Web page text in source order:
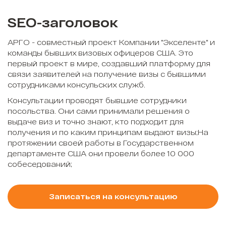
SEO-заголовок
АРГО - совместный проект Компании "Экселенте" и
команды бывших визовых офицеров США. Это
первый проект в мире, создавший платформу для
связи заявителей на получение визы с бывшими
сотрудниками консульских служб.
Консультации проводят бывшие сотрудники
посольства. Они сами принимали решения о
выдаче виз и точно знают, кто подходит для
получения и по каким принципам выдают визы;На
протяжении своей работы в Государственном
департаменте США они провели более 10 000
собеседований;
Записаться на консультацию